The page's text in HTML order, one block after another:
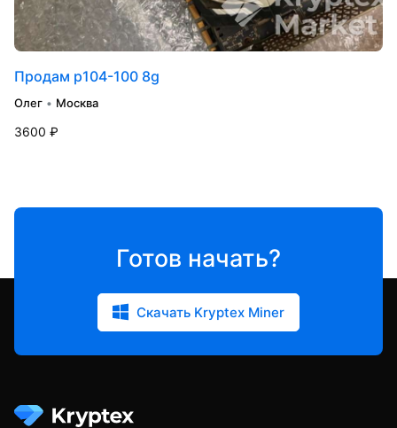
Продам p104-100 8g
Олег • Москва
3600 ₽
Готов начать?
Скачать Kryptex Miner